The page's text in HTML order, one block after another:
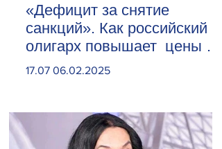
«Дефицит за снятие
санкций». Как российский
олигарх повышает цены на
сливочное масло
17.07 06.02.2025